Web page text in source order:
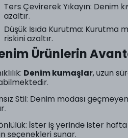
Ters Çevirerek Yıkayın: Denim
azaltır.
Düşük Isıda Kurutma: Kurutma
riskini azaltır.
Ürünlerin
Denim kumaşlar, uzun
Stil: Denim modası
İster iş yerinde ister
seçenekleri sunar.